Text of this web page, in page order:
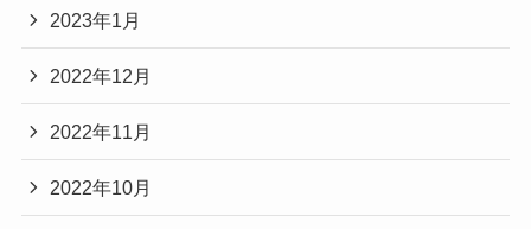
2023年1月
2022年12月
2022年11月
2022年10月